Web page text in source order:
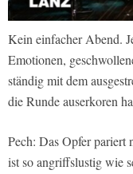
Kein einfacher Abend.
Emotionen,
ständig mit dem
die Runde auserkoren
Pech: Das Opfer
ist so angriffslustig wie